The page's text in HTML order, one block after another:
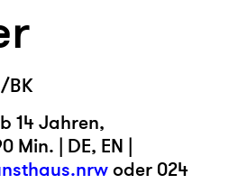
BK
14 Jahren,
Min. | DE, EN |
oder 024